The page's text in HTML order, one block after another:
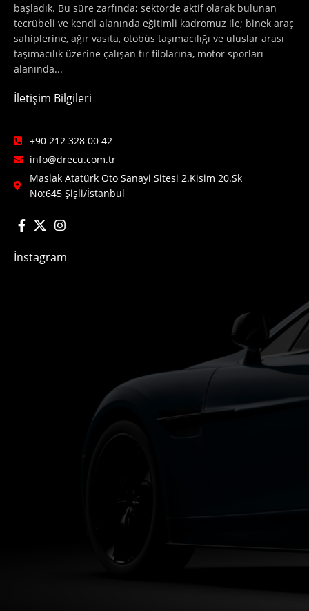
başladık. Bu süre zarfında; sektörde aktif olarak bulunan
tecrübeli ve kendi alanında eğitimli kadromuz ile; binek araç
sahiplerine, ağır vasıta, otobüs taşımacılığı ve uluslar arası
taşımacılık üzerine çalışan tır filolarına, motor sporları
alanında...
İletişim Bilgileri
+90 212 328 00 42
info@drecu.com.tr
Maslak Atatürk Oto Sanayi Sitesi 2.Kisim 20.Sk
No:645 Şişli/İstanbul
İnstagram